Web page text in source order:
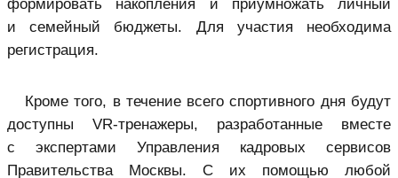
формировать накопления и приумножать личный
и семейный бюджеты. Для участия необходима
регистрация.
Кроме того, в течение всего спортивного дня будут
доступны VR-тренажеры, разработанные вместе
с экспертами Управления кадровых сервисов
Правительства Москвы. С их помощью любой